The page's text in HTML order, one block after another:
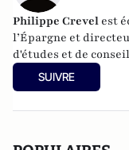
Philippe Crevel est
l’Épargne et
d'études et de
SUIVRE